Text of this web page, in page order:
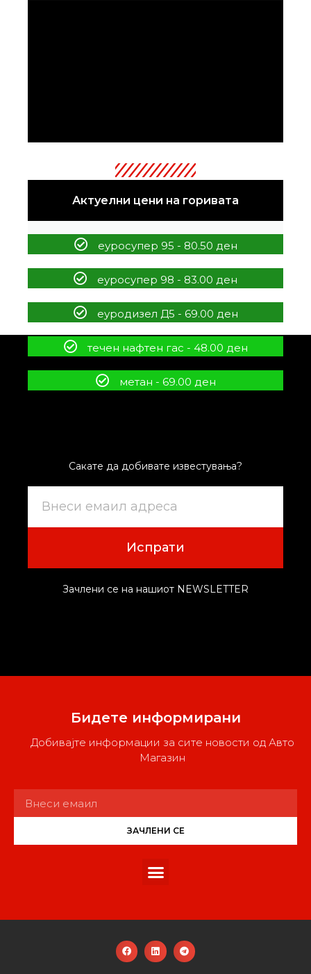
Актуелни цени на горивата
еуросупер 95 - 80.50 ден
еуросупер 98 - 83.00 ден
еуродизел Д5 - 69.00 ден
течен нафтен гас - 48.00 ден
метан - 69.00 ден
Сакате да добивате известувања?
Испрати
Зачлени се на нашиот NEWSLETTER
Бидете информирани
Добивајте информации за сите новости од Авто
Магазин
ЗАЧЛЕНИ СЕ